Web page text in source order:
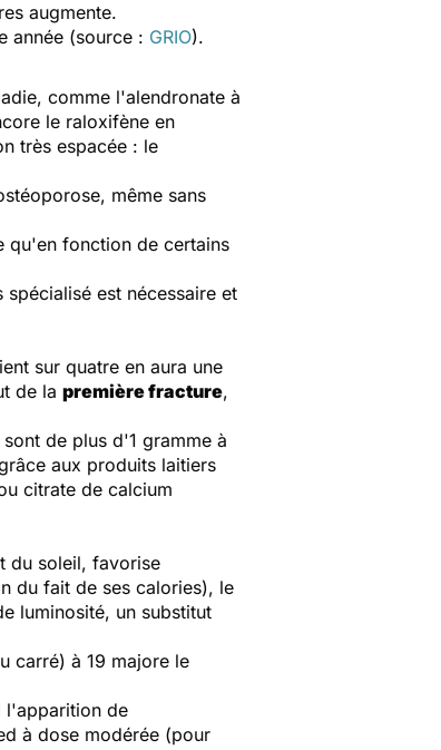
augmente.
année (source : GRIO).
comme l'alendronate à
le raloxifène en
très espacée : le
même sans
qu'en fonction de certains
est nécessaire et
sur quatre en aura une
de la première fracture,
de plus d'1 gramme à
aux produits laitiers
citrate de calcium
du soleil, favorise
du fait de ses calories), le
luminosité, un substitut
carré) à 19 majore le
l'apparition de
à dose modérée (pour